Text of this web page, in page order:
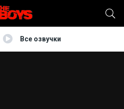
Все озвучки